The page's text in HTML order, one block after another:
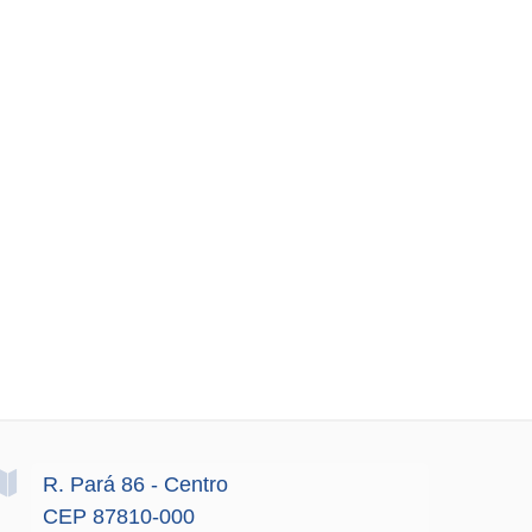
R. Pará 86 - Centro
CEP 87810-000